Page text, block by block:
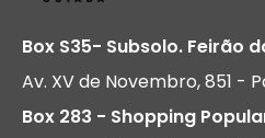
Box S35- Subsolo. Feirão
Av. XV de Novembro, 851 -
Box 283 - Shopping